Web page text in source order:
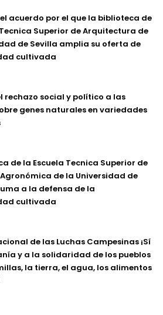
acuerdo por el que la biblioteca de
Superior de Arquitectura de
de Sevilla amplia su oferta de
cultivada
rechazo social y político a las
genes naturales en variedades
de la Escuela Tecnica Superior de
de la Universidad de
a la defensa de la
cultivada
de las Luchas Campesinas ¡Sí
y a la solidaridad de los pueblos
la tierra, el agua, los alimentos